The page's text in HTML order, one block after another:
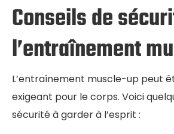
Conseils de
l’entraînement
L’entraînement muscle-up peut
exigeant pour le corps. Voici
sécurité à garder à l’esprit :